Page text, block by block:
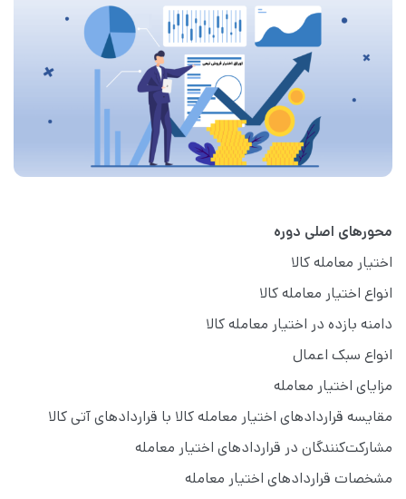
محورهای اصلی دوره
اختیار معامله کالا
انواع اختیار معامله کالا
دامنه بازده در اختیار معامله کالا
انواع سبک اعمال
مزایای اختیار معامله
مقایسه قراردادهای اختیار معامله کالا با قراردادهای آتی کالا
مشارکت‌کنندگان در قراردادهای اختیار معامله
مشخصات قراردادهای اختیار معامله